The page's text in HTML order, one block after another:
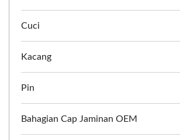
Cuci
Kacang
Pin
Bahagian Cap Jaminan OEM